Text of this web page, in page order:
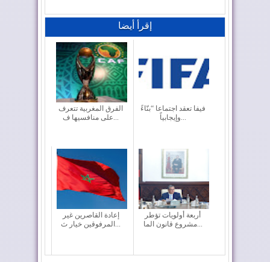
إقرأ أيضا
الفرق المغربية تتعرف
فيفا تعقد اجتماعا “بنّاءً
إعادة القاصرين غير
أربعة أولويات تؤطر
مشروع قانون الما...